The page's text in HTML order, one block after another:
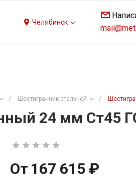
Челябинск
/ Шестигранник стальной /
24 мм Ст45
От 167 615 ₽